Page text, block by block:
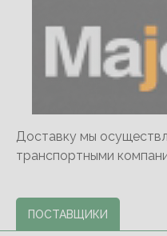
Доставку мы
транспортными
ПОСТАВЩИКИ